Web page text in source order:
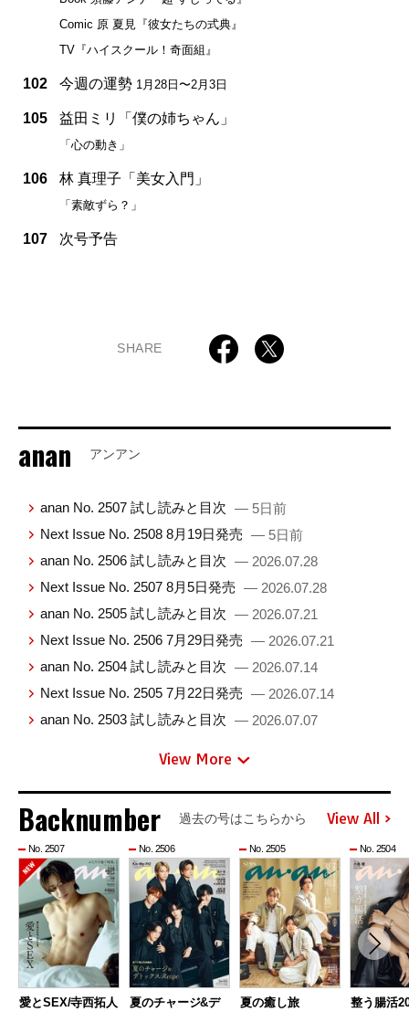
Comic 原 夏見『彼女たちの式典』
TV『ハイスクール！奇面組』
102 今週の運勢 1月28日〜2月3日
105 益田ミリ「僕の姉ちゃん」
「心の動き」
106 林 真理子「美女入門」
「素敵ずら？」
107 次号予告
SHARE
anan アンアン
anan No. 2507 試し読みと目次 — 5日前
Next Issue No. 2508 8月19日発売 — 5日前
anan No. 2506 試し読みと目次 — 2026.07.28
Next Issue No. 2507 8月5日発売 — 2026.07.28
anan No. 2505 試し読みと目次 — 2026.07.21
Next Issue No. 2506 7月29日発売 — 2026.07.21
anan No. 2504 試し読みと目次 — 2026.07.14
Next Issue No. 2505 7月22日発売 — 2026.07.14
anan No. 2503 試し読みと目次 — 2026.07.07
View More
Backnumber 過去の号はこちらから View All
No. 2507
愛とSEX/寺西拓人
No. 2506
夏のチャージ&デ
No. 2505
夏の癒し旅
No. 2504
整う腸活